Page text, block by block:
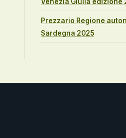
Prezzario Regione
Sardegna 2025